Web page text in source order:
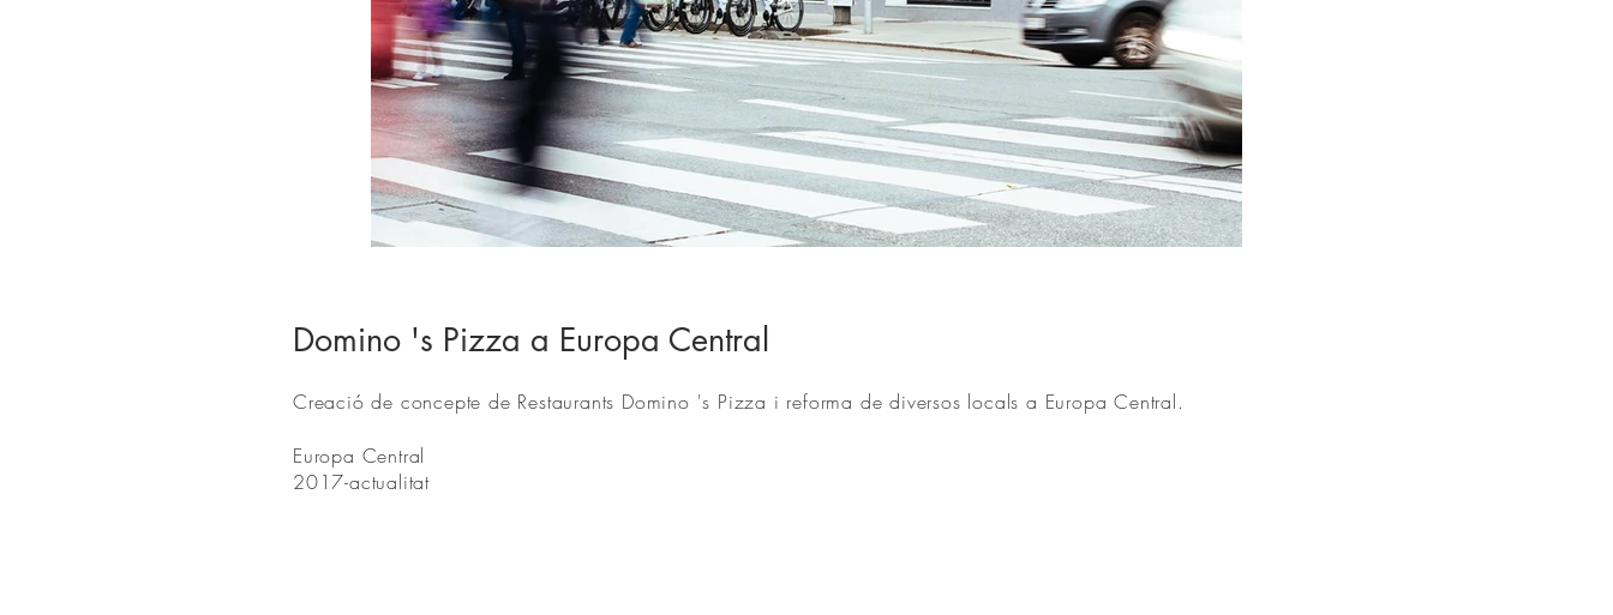
Domino 's Pizza a Europa Central
Creació de concepte de Restaurants Domino 's Pizza i reforma de diversos locals a Europa Central.
Europa Central
2017-actualitat